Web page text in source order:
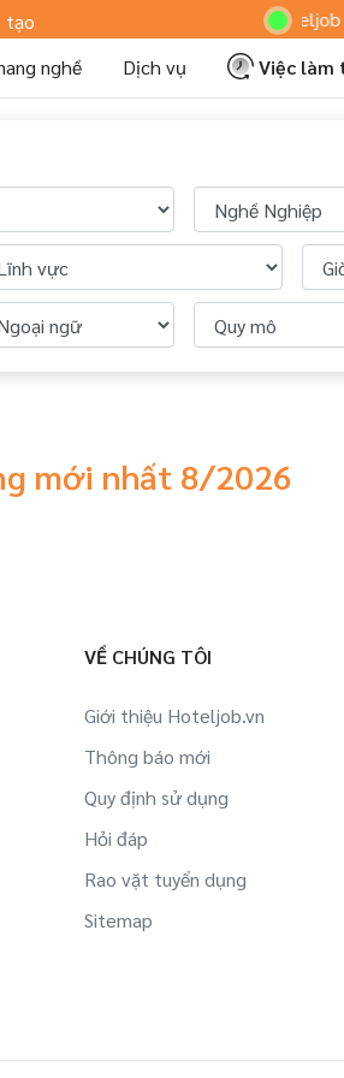
tạo Hoteljob
nghề Dịch vụ
Việc làm
mới nhất 8/2026
VỀ CHÚNG TÔI
Giới thiệu Hoteljob.vn
Thông báo mới
Quy định sử dụng
Hỏi đáp
Rao vặt tuyển dụng
Sitemap